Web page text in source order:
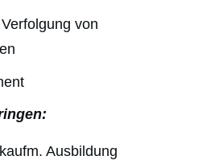
von
Ausbildung